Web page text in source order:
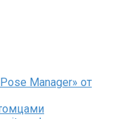
Manager» от